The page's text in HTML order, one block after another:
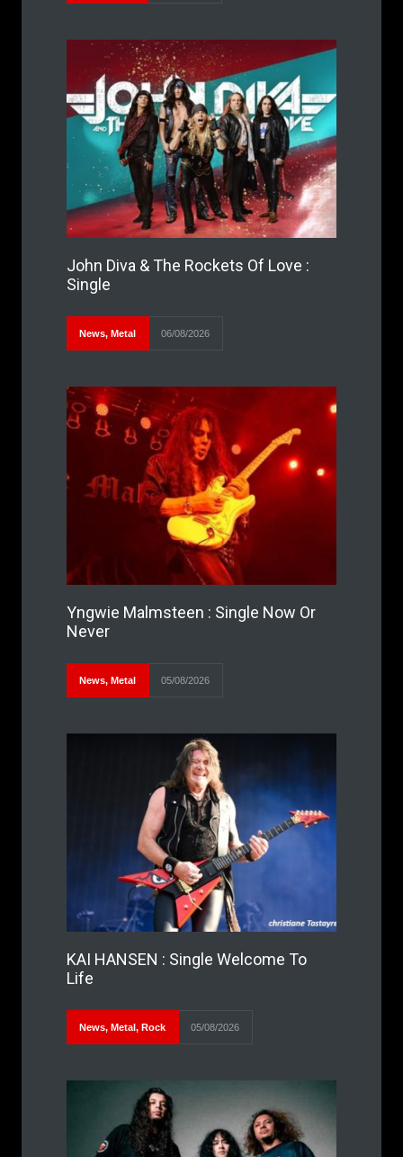
John Diva & The Rockets Of Love :
Single
News, Metal 06/08/2026
Yngwie Malmsteen : Single Now Or
Never
News, Metal 05/08/2026
KAI HANSEN : Single Welcome To
Life
News, Metal, Rock 05/08/2026